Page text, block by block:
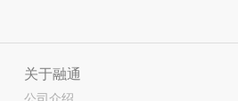
关于融通